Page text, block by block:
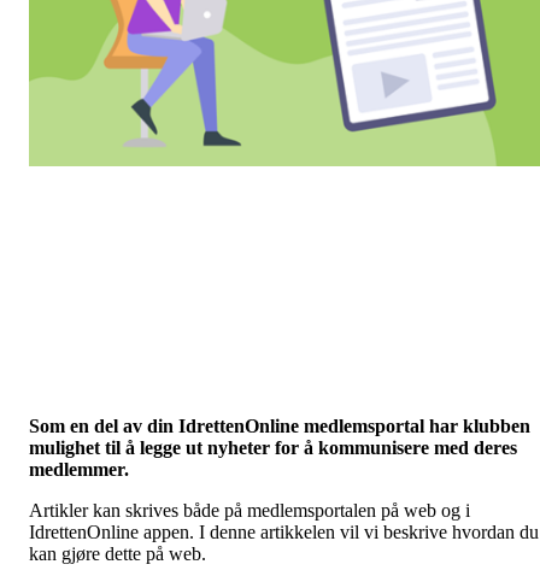
Som en del av din IdrettenOnline medlemsportal har klubben
mulighet til å legge ut nyheter for å kommunisere med deres
medlemmer.
Artikler kan skrives både på medlemsportalen på web og i
IdrettenOnline appen. I denne artikkelen vil vi beskrive hvordan du
kan gjøre dette på web.